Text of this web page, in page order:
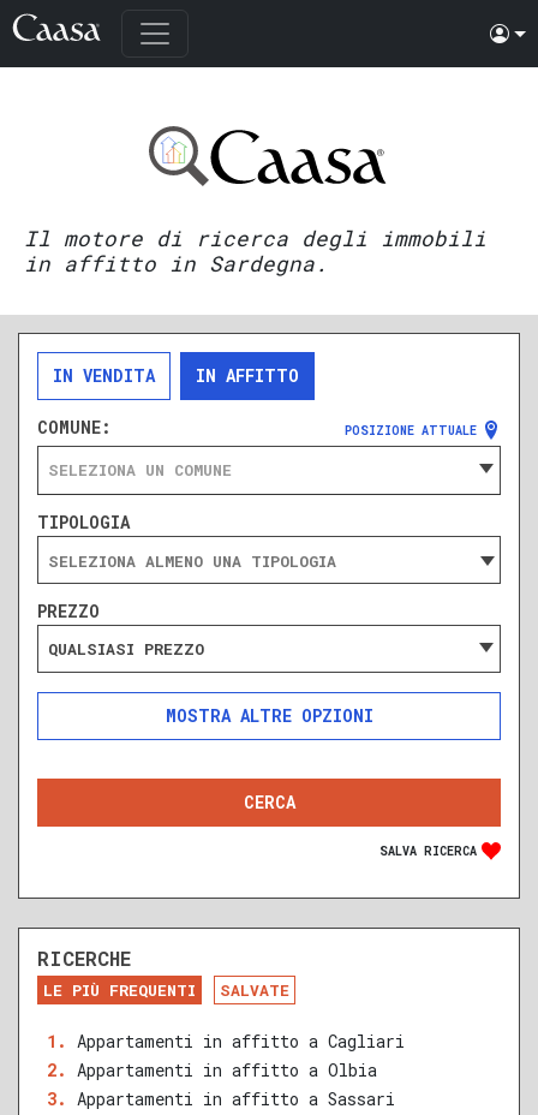
Il motore di ricerca degli immobili
in affitto in Sardegna.
IN VENDITA IN AFFITTO
COMUNE: POSIZIONE ATTUALE
SELEZIONA UN COMUNE
TIPOLOGIA
PREZZO
QUALSIASI PREZZO
ALTRE OPZIONI
SOLO ANNUNCI IN ASTA
DA RISTRUTTURARE
NUOVA COSTRUZIONE
RECENTE
RISTRUTTURATO
QUALSIASI SUPERFICIE
SALVA RICERCA
RICERCHE
LE PIÙ FREQUENTI SALVATE
Appartamenti in affitto a Cagliari
Appartamenti in affitto a Olbia
Appartamenti in affitto a Sassari